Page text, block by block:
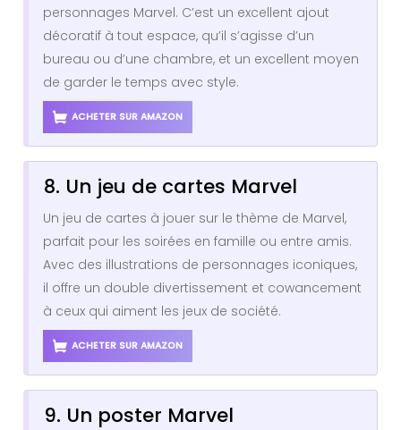
personnages Marvel. C’est un excellent ajout
décoratif à tout espace, qu’il s’agisse d’un
bureau ou d’une chambre, et un excellent moyen
de garder le temps avec style.
ACHETER SUR AMAZON
8. Un jeu de cartes Marvel
Un jeu de cartes à jouer sur le thème de Marvel,
parfait pour les soirées en famille ou entre amis.
Avec des illustrations de personnages iconiques,
il offre un double divertissement et cowancement
à ceux qui aiment les jeux de société.
ACHETER SUR AMAZON
9. Un poster Marvel